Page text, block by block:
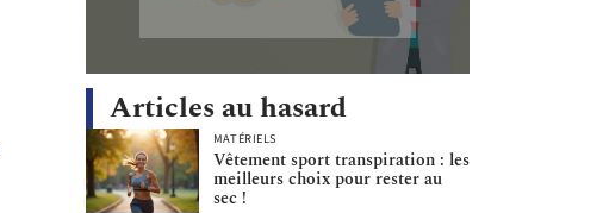
Articles au hasard
MATÉRIELS
Vêtement sport transpiration : les
meilleurs choix pour rester au
sec !